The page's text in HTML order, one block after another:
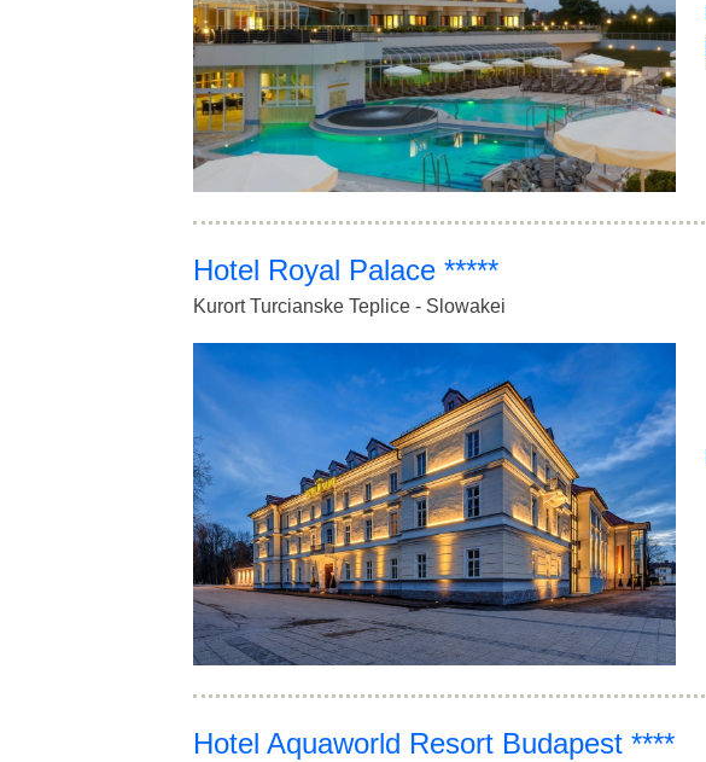
Hotel Royal Palace *****
Kurort Turcianske Teplice - Slowakei
Hotel Aquaworld Resort Budapest ****